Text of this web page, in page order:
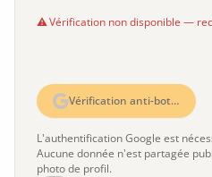
Vérification non disponible —
Vérification anti-bot…
L'authentification Google est
Aucune donnée n'est partagée
photo de profil.